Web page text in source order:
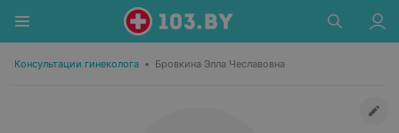
Консультации гинеколога • Бровкина Элла Чеславовна